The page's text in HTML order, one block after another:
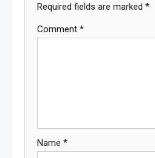
Required fields are marked *
Comment *
Name *